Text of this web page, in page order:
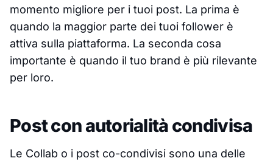
momento migliore per i tuoi post. La prima è
quando la maggior parte dei tuoi follower è
attiva sulla piattaforma. La seconda cosa
importante è quando il tuo brand è più rilevante
per loro.
Post con autorialità condivisa
Le Collab o i post co-condivisi sono una delle